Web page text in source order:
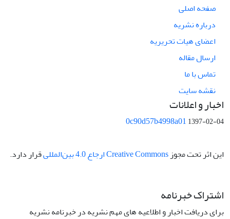
صفحه اصلی
درباره نشریه
اعضای هیات تحریریه
ارسال مقاله
تماس با ما
نقشه سایت
اخبار و اعلانات
0c90d57b4998a011397-02-04
این اثر تحت مجوزCreative Commons ارجاع 4.0 بین‌المللی قرار دارد.
اشتراک خبرنامه
برای دریافت اخبار و اطلاعیه های مهم نشریه در خبرنامه نشریه